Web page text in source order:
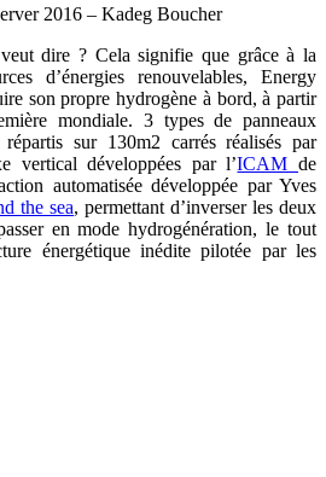
2016 – Kadeg Boucher
dire ? Cela signifie que grâce à la
d’énergies renouvelables, Energy
son propre hydrogène à bord, à partir
mondiale. 3 types de panneaux
répartis sur 130m2 carrés réalisés par
vertical développées par l’ICAMde
automatisée développée par Yves
the sea, permettant d’inverser les deux
en mode hydrogénération, le tout
énergétique inédite pilotée par les